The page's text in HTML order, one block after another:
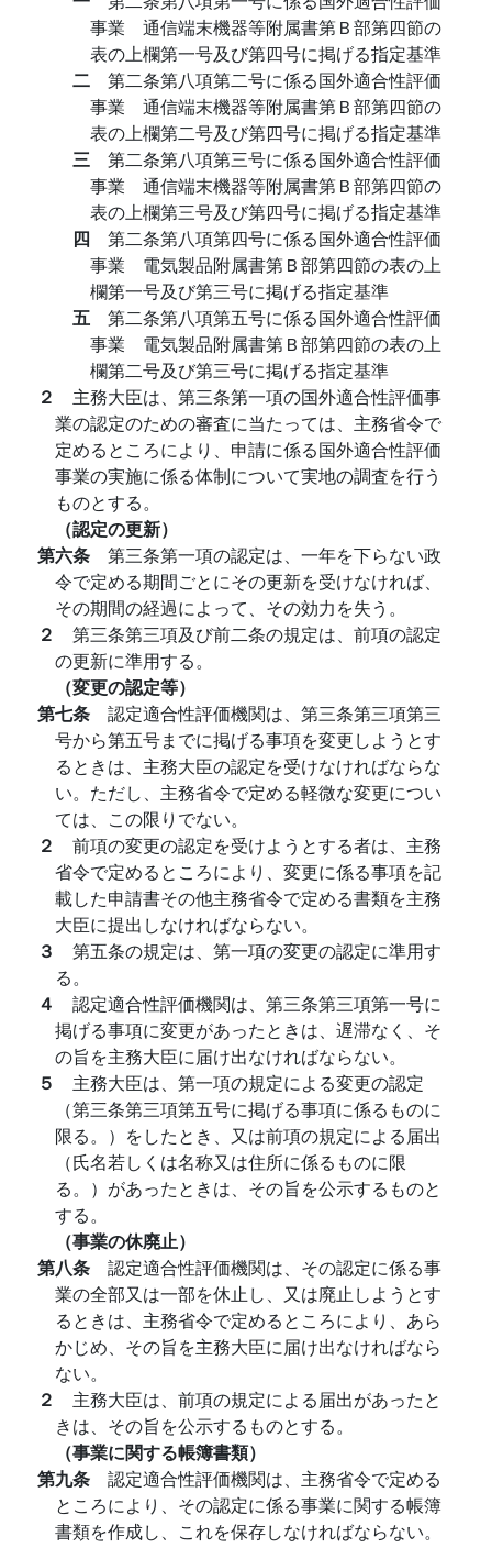
事業 通信端末機器等附属書第Ｂ部第四節の
表の上欄第一号及び第四号に掲げる指定基準
二 第二条第八項第二号に係る国外適合性評価
事業 通信端末機器等附属書第Ｂ部第四節の
表の上欄第二号及び第四号に掲げる指定基準
三 第二条第八項第三号に係る国外適合性評価
事業 通信端末機器等附属書第Ｂ部第四節の
表の上欄第三号及び第四号に掲げる指定基準
四 第二条第八項第四号に係る国外適合性評価
事業 電気製品附属書第Ｂ部第四節の表の上
欄第一号及び第三号に掲げる指定基準
五 第二条第八項第五号に係る国外適合性評価
事業 電気製品附属書第Ｂ部第四節の表の上
欄第二号及び第三号に掲げる指定基準
２ 主務大臣は、第三条第一項の国外適合性評価事
業の認定のための審査に当たっては、主務省令で
定めるところにより、申請に係る国外適合性評価
事業の実施に係る体制について実地の調査を行う
ものとする。
（認定の更新）
第六条 第三条第一項の認定は、一年を下らない政
令で定める期間ごとにその更新を受けなければ、
その期間の経過によって、その効力を失う。
２ 第三条第三項及び前二条の規定は、前項の認定
の更新に準用する。
（変更の認定等）
第七条 認定適合性評価機関は、第三条第三項第三
号から第五号までに掲げる事項を変更しようとす
るときは、主務大臣の認定を受けなければならな
い。ただし、主務省令で定める軽微な変更につい
ては、この限りでない。
２ 前項の変更の認定を受けようとする者は、主務
省令で定めるところにより、変更に係る事項を記
載した申請書その他主務省令で定める書類を主務
大臣に提出しなければならない。
３ 第五条の規定は、第一項の変更の認定に準用す
る。
４ 認定適合性評価機関は、第三条第三項第一号に
掲げる事項に変更があったときは、遅滞なく、そ
の旨を主務大臣に届け出なければならない。
５ 主務大臣は、第一項の規定による変更の認定
（第三条第三項第五号に掲げる事項に係るものに
限る。）をしたとき、又は前項の規定による届出
（氏名若しくは名称又は住所に係るものに限
る。）があったときは、その旨を公示するものと
する。
（事業の休廃止）
第八条 認定適合性評価機関は、その認定に係る事
業の全部又は一部を休止し、又は廃止しようとす
るときは、主務省令で定めるところにより、あら
かじめ、その旨を主務大臣に届け出なければなら
ない。
２ 主務大臣は、前項の規定による届出があったと
きは、その旨を公示するものとする。
（事業に関する帳簿書類）
第九条 認定適合性評価機関は、主務省令で定める
ところにより、その認定に係る事業に関する帳簿
書類を作成し、これを保存しなければならない。